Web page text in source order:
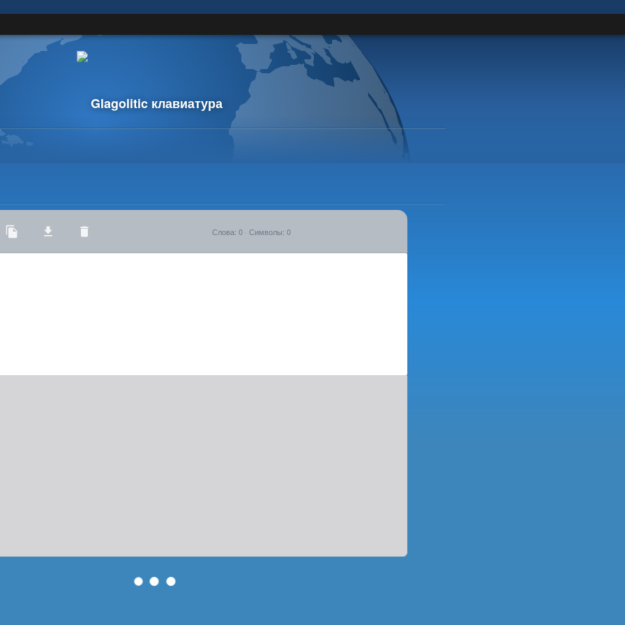
Glagolitic клавиатура
Слова: 0 · Символы: 0